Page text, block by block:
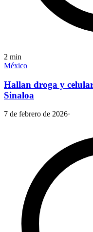
2 min
México
Hallan droga y
Sinaloa
7 de febrero de 2026·